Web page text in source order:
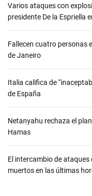
Varios ataques con
presidente De la Espriella
Fallecen cuatro personas
de Janeiro
Italia califica de
de España
Netanyahu rechaza el
Hamas
El intercambio de ataques
muertos en las últimas